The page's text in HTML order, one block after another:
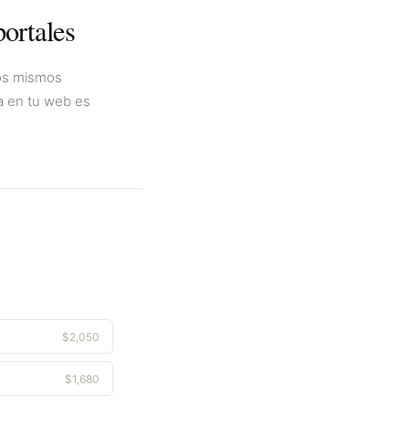
mismos
en tu web es
$2,050
$1,680